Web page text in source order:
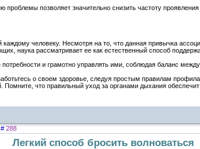
позволяет значительно снизить частоту
человеку. Несмотря на то, что данная привычка
наука рассматривает ее как естественный способ
и грамотно управлять ими, соблюдая баланс
о своем здоровье, следуя простым правилам
что правильный уход за органами дыхания
288
Легкий способ бросить волноваться